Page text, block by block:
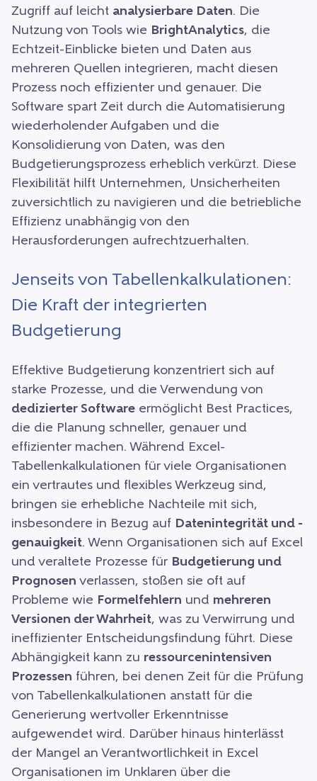
Zugriff auf leicht analysierbare Daten. Die
Nutzung von Tools wie BrightAnalytics, die
Echtzeit-Einblicke bieten und Daten aus
mehreren Quellen integrieren, macht diesen
Prozess noch effizienter und genauer. Die
Software spart Zeit durch die Automatisierung
wiederholender Aufgaben und die
Konsolidierung von Daten, was den
Budgetierungsprozess erheblich verkürzt. Diese
Flexibilität hilft Unternehmen, Unsicherheiten
zuversichtlich zu navigieren und die betriebliche
Effizienz unabhängig von den
Herausforderungen aufrechtzuerhalten.
Jenseits von Tabellenkalkulationen:
Die Kraft der integrierten
Budgetierung
Effektive Budgetierung konzentriert sich auf
starke Prozesse, und die Verwendung von
dedizierter Software ermöglicht Best Practices,
die die Planung schneller, genauer und
effizienter machen. Während Excel-
Tabellenkalkulationen für viele Organisationen
ein vertrautes und flexibles Werkzeug sind,
bringen sie erhebliche Nachteile mit sich,
insbesondere in Bezug auf Datenintegrität und -
genauigkeit. Wenn Organisationen sich auf Excel
und veraltete Prozesse für Budgetierung und
Prognosen verlassen, stoßen sie oft auf
Probleme wie Formelfehlern und mehreren
Versionen der Wahrheit, was zu Verwirrung und
ineffizienter Entscheidungsfindung führt. Diese
Abhängigkeit kann zu ressourcenintensiven
Prozessen führen, bei denen Zeit für die Prüfung
von Tabellenkalkulationen anstatt für die
Generierung wertvoller Erkenntnisse
aufgewendet wird. Darüber hinaus hinterlässt
der Mangel an Verantwortlichkeit in Excel
Organisationen im Unklaren über die